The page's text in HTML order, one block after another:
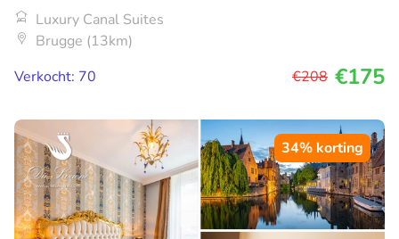
Luxury Canal Suites
Brugge (13km)
Verkocht: 70
€208 €175
34% korting